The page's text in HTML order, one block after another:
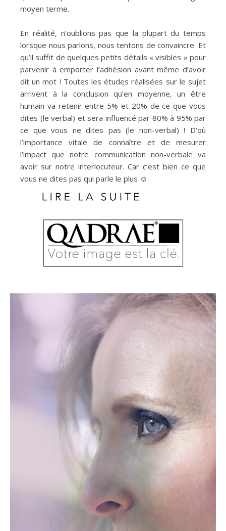
moyen terme.
En réalité, n’oublions pas que la plupart du temps
lorsque nous parlons, nous tentons de convaincre. Et
qu’il suffit de quelques petits détails « visibles » pour
parvenir à emporter l’adhésion avant même d’avoir
dit un mot ! Toutes les études réalisées sur le sujet
arrivent à la conclusion qu’en moyenne, un être
humain va retenir entre 5% et 20% de ce que vous
dites (le verbal) et sera influencé par 80% à 95% par
ce que vous ne dites pas (le non-verbal) ! D’où
l’importance vitale de connaître et de mesurer
l’impact que notre communication non-verbale va
avoir sur notre interlocuteur. Car c’est bien ce que
vous ne dites pas qui parle le plus ☺